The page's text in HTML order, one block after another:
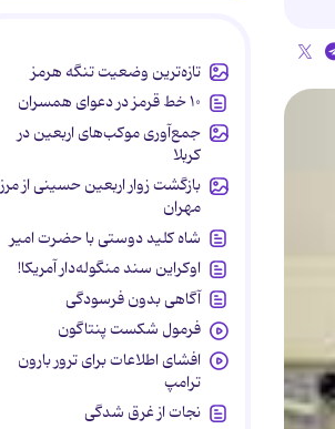
تازه‌ترین وضعیت تنگه هرمز
۱۰ خط قرمز در دعوای همسران
جمع‌آوری موکب‌های اربعین در
کربلا
بازگشت زوار اربعین حسینی از مرز
مهران
شاه کلید دوستی با حضرت امیر
اوکراین سند منگوله‌دار آمریکا!
آگاهی بدون فرسودگی
فرمول شکست پنتاگون
افشای اطلاعات برای ترور بارون
ترامپ
نجات از غرق شدگی